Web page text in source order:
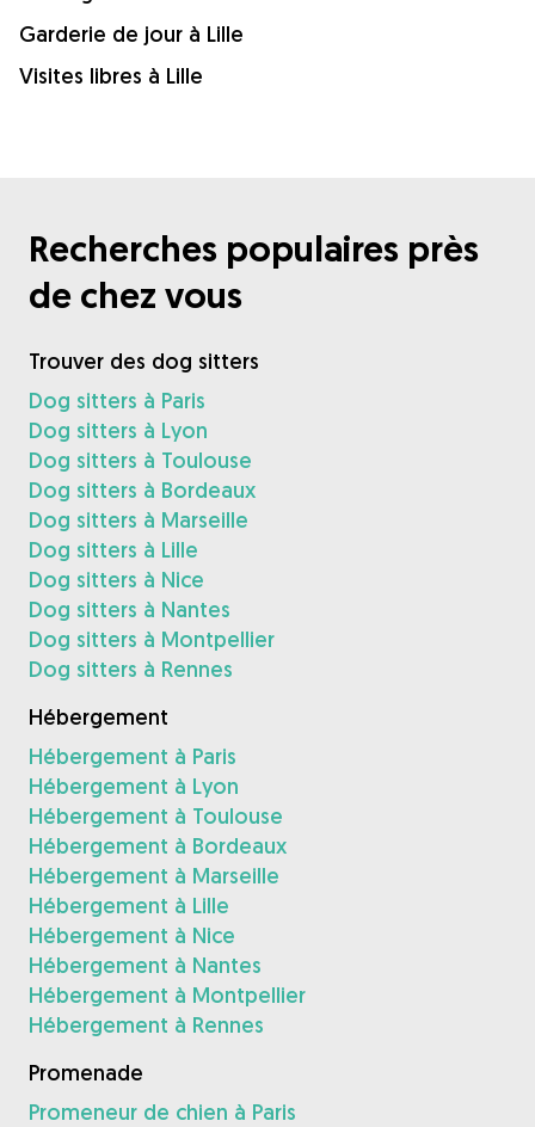
Garderie de jour à Lille
Visites libres à Lille
Recherches populaires près
de chez vous
Trouver des dog sitters
Dog sitters à Paris
Dog sitters à Lyon
Dog sitters à Toulouse
Dog sitters à Bordeaux
Dog sitters à Marseille
Dog sitters à Lille
Dog sitters à Nice
Dog sitters à Nantes
Dog sitters à Montpellier
Dog sitters à Rennes
Hébergement
Hébergement à Paris
Hébergement à Lyon
Hébergement à Toulouse
Hébergement à Bordeaux
Hébergement à Marseille
Hébergement à Lille
Hébergement à Nice
Hébergement à Nantes
Hébergement à Montpellier
Hébergement à Rennes
Promenade
Promeneur de chien à Paris